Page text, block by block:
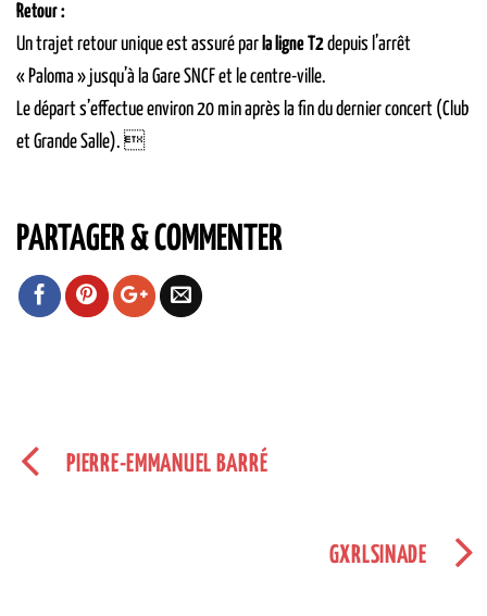
Retour :
Un trajet retour unique est assuré par la ligne T2depuis l’arrêt
« Paloma » jusqu’à la Gare SNCF et le centre-ville.
Le départ s’effectue environ 20 min après la fin du dernier concert (Club
et Grande Salle). 
PARTAGER & COMMENTER
PIERRE-EMMANUEL BARRÉ
GXRLSINADE